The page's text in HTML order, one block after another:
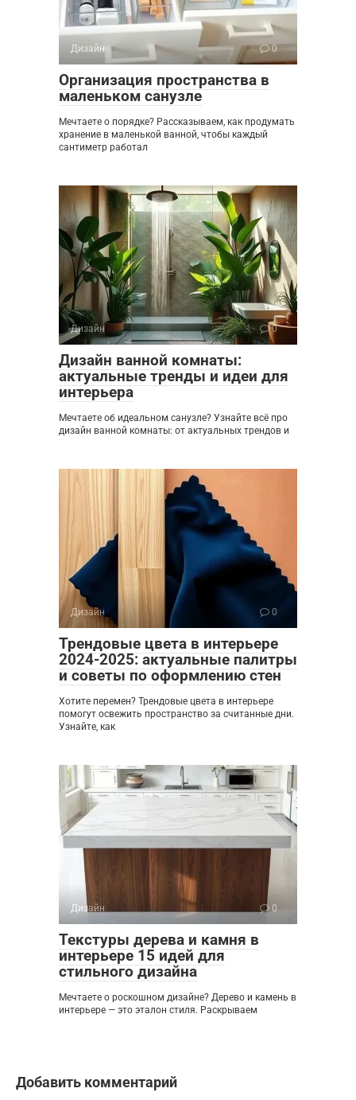
Дизайн 0
Организация пространства в
маленьком санузле
Мечтаете о порядке? Рассказываем, как продумать
хранение в маленькой ванной, чтобы каждый
сантиметр работал
Дизайн 0
Дизайн ванной комнаты:
актуальные тренды и идеи для
интерьера
Мечтаете об идеальном санузле? Узнайте всё про
дизайн ванной комнаты: от актуальных трендов и
Дизайн 0
Трендовые цвета в интерьере
2024-2025: актуальные палитры
и советы по оформлению стен
Хотите перемен? Трендовые цвета в интерьере
помогут освежить пространство за считанные дни.
Узнайте, как
Дизайн 0
Текстуры дерева и камня в
интерьере 15 идей для
стильного дизайна
Мечтаете о роскошном дизайне? Дерево и камень в
интерьере — это эталон стиля. Раскрываем
Добавить комментарий